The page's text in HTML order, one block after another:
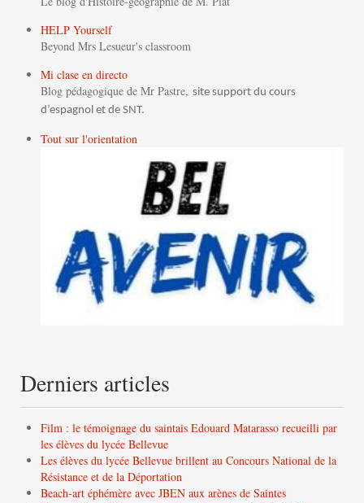
HELP Yourself
Beyond Mrs Lesueur's classroom
Mi clase en directo
Blog pédagogique de Mr Pastre, site support du cours
d’espagnol et de SNT.
Tout sur l'orientation
Derniers articles
Film : le témoignage du saintais Edouard Matarasso recueilli par
les élèves du lycée Bellevue
Les élèves du lycée Bellevue brillent au Concours National de la
Résistance et de la Déportation
Beach-art éphémère avec JBEN aux arènes de Saintes